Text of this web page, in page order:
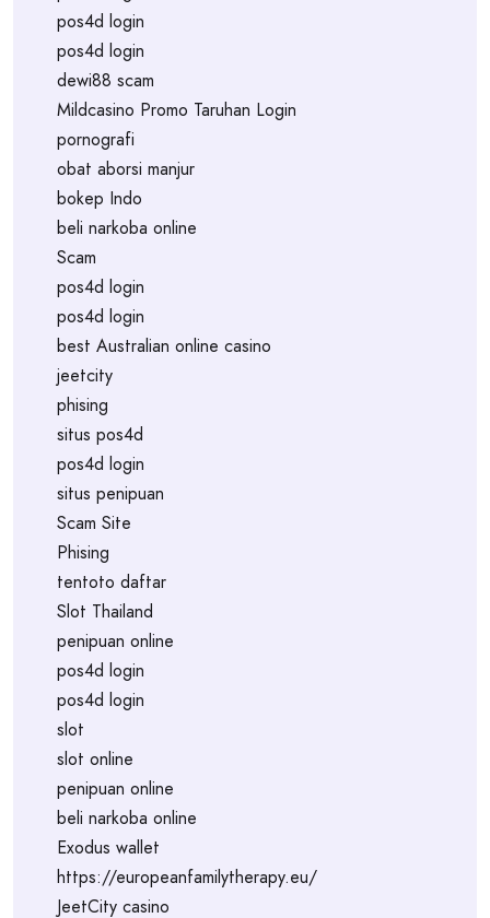
pos4d login
pos4d login
dewi88 scam
Mildcasino Promo Taruhan Login
pornografi
obat aborsi manjur
bokep Indo
beli narkoba online
Scam
pos4d login
pos4d login
best Australian online casino
jeetcity
phising
situs pos4d
pos4d login
situs penipuan
Scam Site
Phising
tentoto daftar
Slot Thailand
penipuan online
pos4d login
pos4d login
slot
slot online
penipuan online
beli narkoba online
Exodus wallet
https://europeanfamilytherapy.eu/
JeetCity casino